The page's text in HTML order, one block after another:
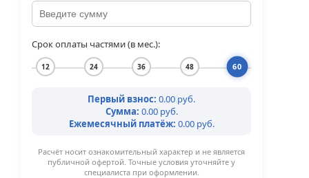
Срок оплаты частями (в мес.):
12 24 36 48 60
Первый взнос: 0.00 руб.
Сумма: 0.00 руб.
Ежемесячный платёж: 0.00 руб.
Расчёт носит ознакомительный характер и не является
публичной офертой. Точные условия уточняйте у
специалиста при оформлении.